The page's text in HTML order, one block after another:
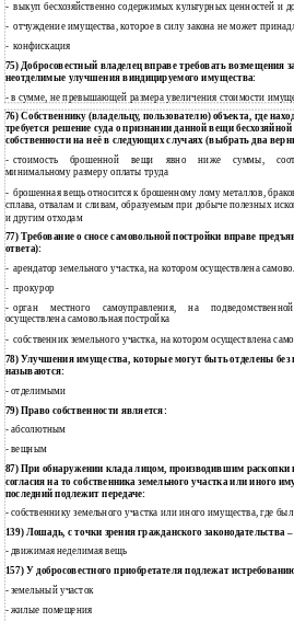
- выкуп бесхозяйственно содержимых культурных ценностей и
- отчуждение имущества, которое в силу закона не может
- конфискация
75) Добросовестный владелец вправе требовать возмещения
неотделимые улучшения виндицируемого имущества:
- в сумме, не превышающей размера увеличения стоимости
76) Собственнику (владельцу, пользователю) объекта, где
требуется решение суда о признании данной вещи
собственности на неё в следующих случаях (выбрать два
- стоимость брошенной вещи явно ниже суммы,
минимальному размеру оплаты труда
- брошенная вещь относится к брошенному лому металлов,
сплава, отвалам и сливам, образуемым при добыче полезных
и другим отходам
77) Требование о сносе самовольной постройки вправе
ответа):
- арендатор земельного участка, на котором осуществлена
- прокурор
- орган местного самоуправления, на
осуществлена самовольная постройка
- собственник земельного участка, на котором осуществлена
78) Улучшения имущества, которые могут быть отделены без
называются:
- отделимыми
79) Право собственности является:
- абсолютным
- вещным
87) При обнаружении клада лицом, производившим раскопки
согласия на то собственника земельного участка или иного
последний подлежит передаче:
- собственнику земельного участка или иного имущества, где
139) Лошадь, с точки зрения гражданского законодательства –
- движимая неделимая вещь
157) У добросовестного приобретателя подлежат
- земельный участок
- жилые помещения